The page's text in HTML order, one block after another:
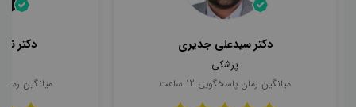
دکتر سیدعلی جدیری
پزشکی
میانگین زمان پاسخگویی 12 ساعت
دکتر
میانگین